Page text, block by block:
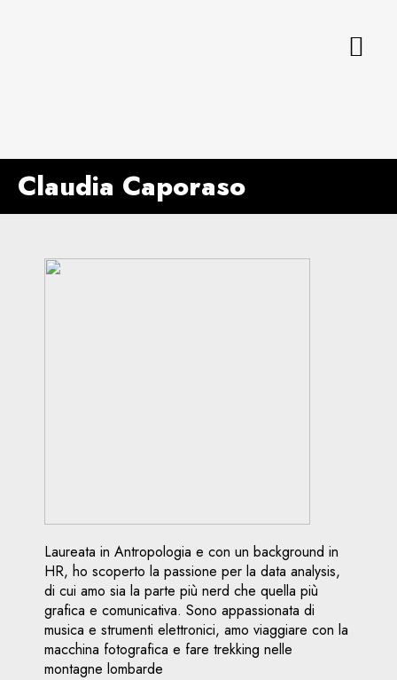
Claudia Caporaso
Laureata in Antropologia e con un background in
HR, ho scoperto la passione per la data analysis,
di cui amo sia la parte più nerd che quella più
grafica e comunicativa. Sono appassionata di
musica e strumenti elettronici, amo viaggiare con la
macchina fotografica e fare trekking nelle
montagne lombarde